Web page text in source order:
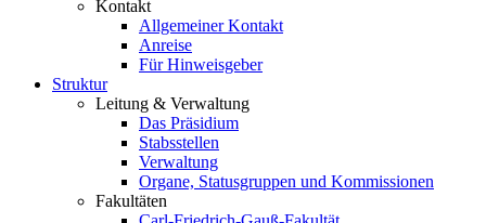
Kontakt
Allgemeiner Kontakt
Anreise
Für Hinweisgeber
Struktur
Leitung & Verwaltung
Das Präsidium
Stabsstellen
Verwaltung
Organe, Statusgruppen und Kommissionen
Fakultäten